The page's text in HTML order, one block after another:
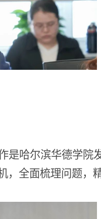
是哈尔滨华德学院
，全面梳理问题，